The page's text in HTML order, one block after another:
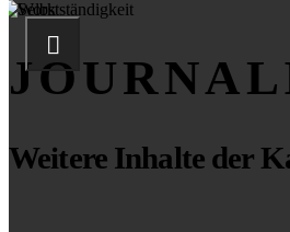
Weitere Inhalte der